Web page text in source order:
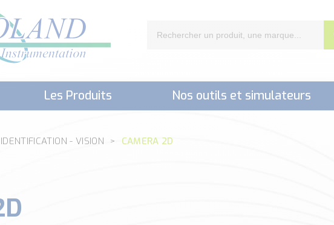
Les Produits Nos outils et simulateurs
IDENTIFICATION - VISION CAMERA 2D